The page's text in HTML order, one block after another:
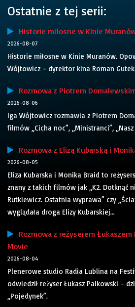
Ostatnie z tej serii:
Historie miłosne w Kinie
2026-08-07
Historie miłosne w Kinie Muranów.
Wójtowicz – dyrektor kina Roman
Rozmowa z Piotrem
2026-08-06
Iga Wójtowicz rozmawia z Piotrem
filmów „Cicha noc”, „Ministranci”,
Rozmowa z Elizą Kubarską i
2026-08-05
Eliza Kubarska i Monika Braid to
znany z takich filmów jak „K2. Dotknąć
Rutkiewicz. Ostatnia wyprawa” czy
wyglądała droga Elizy Kubarskiej...
Rozmowa z reżyserem
Movie
2026-08-04
Plenerowe studio Radia Lublina na
odwiedził reżyser Łukasz Palkowski –
„Pojedynek”.